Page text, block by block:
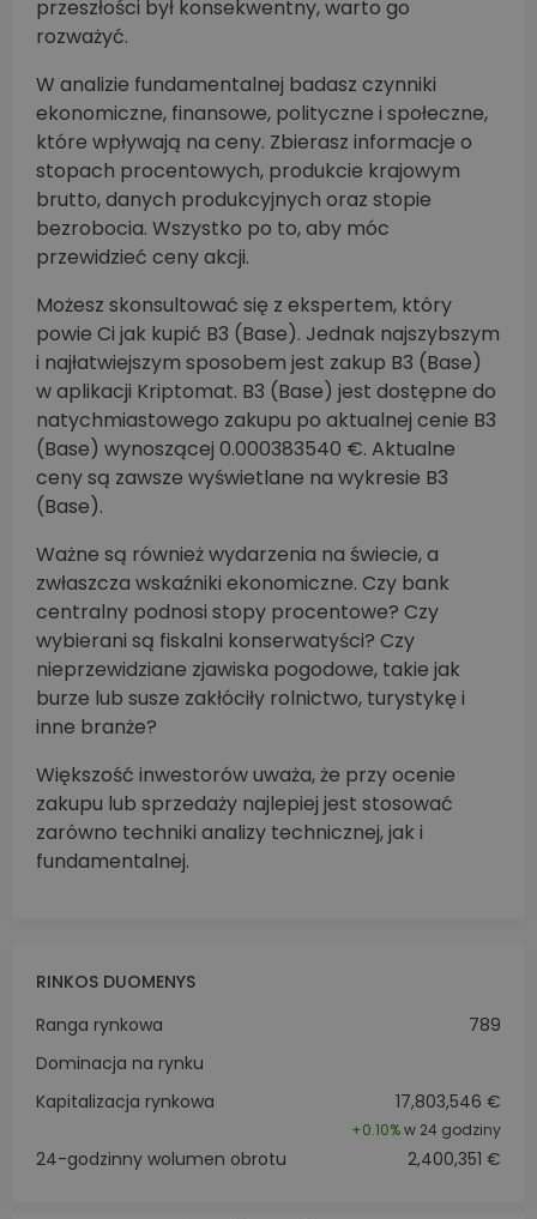
przeszłości był konsekwentny, warto go
rozważyć.
W analizie fundamentalnej badasz czynniki
ekonomiczne, finansowe, polityczne i społeczne,
które wpływają na ceny. Zbierasz informacje o
stopach procentowych, produkcie krajowym
brutto, danych produkcyjnych oraz stopie
bezrobocia. Wszystko po to, aby móc
przewidzieć ceny akcji.
Możesz skonsultować się z ekspertem, który
powie Ci jak kupić B3 (Base). Jednak najszybszym
i najłatwiejszym sposobem jest zakup B3 (Base)
w aplikacji Kriptomat. B3 (Base) jest dostępne do
natychmiastowego zakupu po aktualnej cenie B3
(Base) wynoszącej 0.000383540 €. Aktualne
ceny są zawsze wyświetlane na wykresie B3
(Base).
Ważne są również wydarzenia na świecie, a
zwłaszcza wskaźniki ekonomiczne. Czy bank
centralny podnosi stopy procentowe? Czy
wybierani są fiskalni konserwatyści? Czy
nieprzewidziane zjawiska pogodowe, takie jak
burze lub susze zakłóciły rolnictwo, turystykę i
inne branże?
Większość inwestorów uważa, że przy ocenie
zakupu lub sprzedaży najlepiej jest stosować
zarówno techniki analizy technicznej, jak i
fundamentalnej.
RINKOS DUOMENYS
Ranga rynkowa
789
Dominacja na rynku
Kapitalizacja rynkowa
17,803,546 €
+0.10%w 24 godziny
24-godzinny wolumen obrotu 2,400,351 €